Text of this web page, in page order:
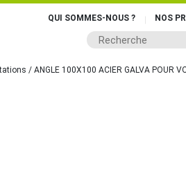
QUI SOMMES-NOUS ? NOS
/ ANGLE 100X100 ACIER GALVA POUR